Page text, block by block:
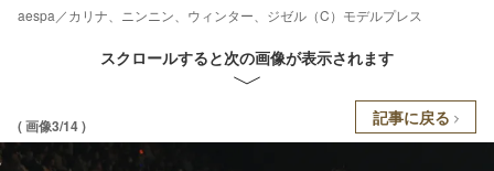
aespa／カリナ、ニンニン、ウィンター、ジゼル（C）モデルプレス
スクロールすると次の画像が表示されます
( 画像3/14 ) 記事に戻る